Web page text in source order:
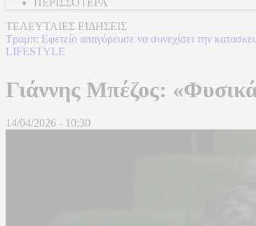
ΠΕΡΙΣΣΟΤΕΡΑ
ΤΕΛΕΥΤΑΙΕΣ ΕΙΔΗΣΕΙΣ
Τραμπ: Εφετείο απαγόρευσε να συνεχίσει την
LIFESTYLE
Γιάννης Μπέζος: «Φυσικά
14/04/2026 - 10:30